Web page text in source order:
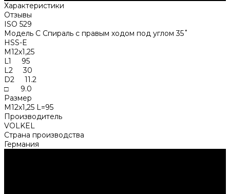
Характеристики
Отзывы
ISO 529
Модель C Спираль с правым ходом под углом 35˚
HSS-Е
M12x1,25
L1 95
L2 30
D2 11.2
□ 9.0
Размер
M12x1,25 L=95
Производитель
VOLKEL
Страна производства
Германия